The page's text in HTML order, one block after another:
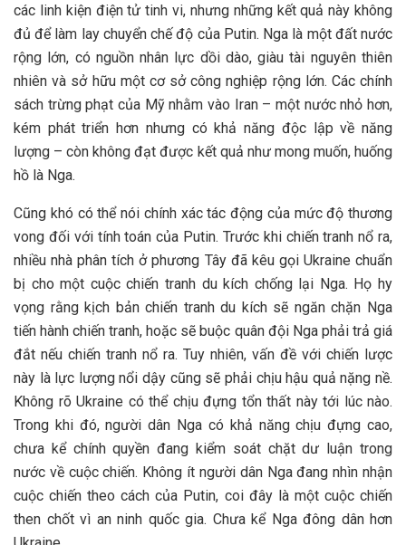
các linh kiện điện tử tinh vi, nhưng những kết quả này không
đủ để làm lay chuyển chế độ của Putin. Nga là một đất nước
rộng lớn, có nguồn nhân lực dồi dào, giàu tài nguyên thiên
nhiên và sở hữu một cơ sở công nghiệp rộng lớn. Các chính
sách trừng phạt của Mỹ nhằm vào Iran – một nước nhỏ hơn,
kém phát triển hơn nhưng có khả năng độc lập về năng
lượng – còn không đạt được kết quả như mong muốn, huống
hồ là Nga.
Cũng khó có thể nói chính xác tác động của mức độ thương
vong đối với tính toán của Putin. Trước khi chiến tranh nổ ra,
nhiều nhà phân tích ở phương Tây đã kêu gọi Ukraine chuẩn
bị cho một cuộc chiến tranh du kích chống lại Nga. Họ hy
vọng rằng kịch bản chiến tranh du kích sẽ ngăn chặn Nga
tiến hành chiến tranh, hoặc sẽ buộc quân đội Nga phải trả giá
đắt nếu chiến tranh nổ ra. Tuy nhiên, vấn đề với chiến lược
này là lực lượng nổi dậy cũng sẽ phải chịu hậu quả nặng nề.
Không rõ Ukraine có thể chịu đựng tổn thất này tới lúc nào.
Trong khi đó, người dân Nga có khả năng chịu đựng cao,
chưa kể chính quyền đang kiểm soát chặt dư luận trong
nước về cuộc chiến. Không ít người dân Nga đang nhìn nhận
cuộc chiến theo cách của Putin, coi đây là một cuộc chiến
then chốt vì an ninh quốc gia. Chưa kể Nga đông dân hơn